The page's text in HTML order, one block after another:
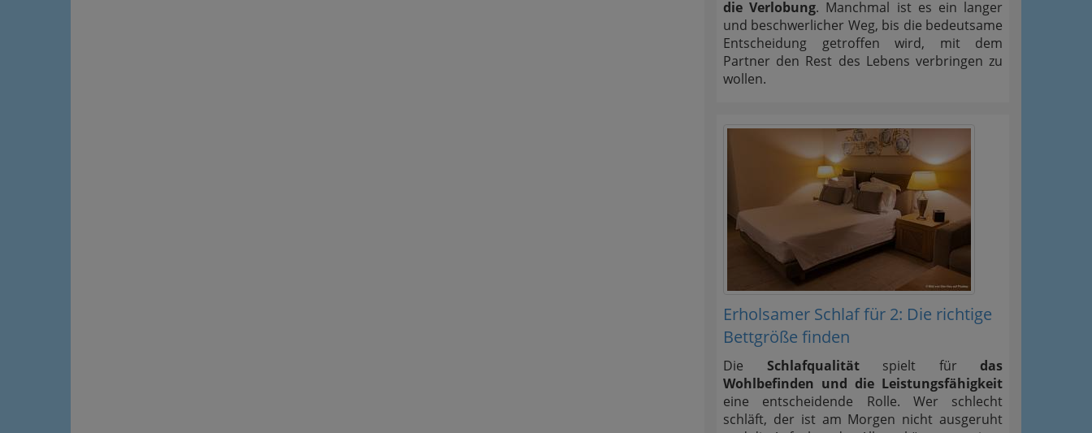
die Verlobung. Manchmal ist es ein langer
und beschwerlicher Weg, bis die bedeutsame
Entscheidung getroffen wird, mit dem
Partner den Rest des Lebens verbringen zu
wollen.
Erholsamer Schlaf für 2: Die richtige
Bettgröße finden
Die Schlafqualitätspielt für das
Wohlbefinden und die Leistungsfähigkeit
eine entscheidende Rolle. Wer schlecht
schläft, der ist am Morgen nicht ausgeruht